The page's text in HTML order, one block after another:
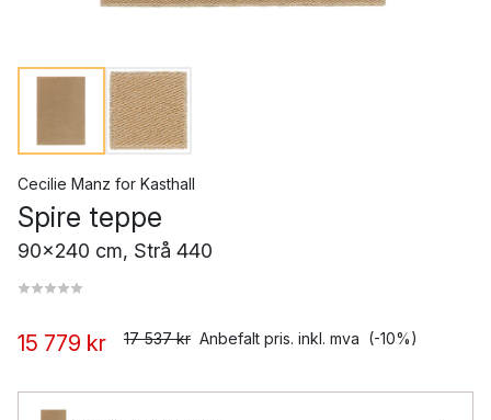
Cecilie Manz for Kasthall
Spire teppe
90x240 cm, Strå 440
15 779 kr 17 537 kr Anbefalt pris. inkl. mva (-10%)